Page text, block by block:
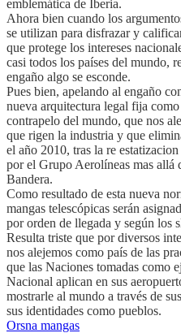
emblemática de Iberia.
Ahora bien cuando los
se utilizan para disfrazar y
que protege los intereses
casi todos los países del mundo,
engaño algo se esconde.
Pues bien, apelando al engaño
nueva arquitectura legal fija
contrapelo del mundo, que nos
que rigen la industria y que
el año 2010, tras la re
por el Grupo Aerolíneas mas allá
Bandera.
Como resultado de esta nueva
mangas telescópicas serán
por orden de llegada y según los
Resulta triste que por diversos
nos alejemos como país de las
que las Naciones tomadas como
Nacional aplican en sus
mostrarle al mundo a través de
sus identidades como pueblos.
Orsna mangas